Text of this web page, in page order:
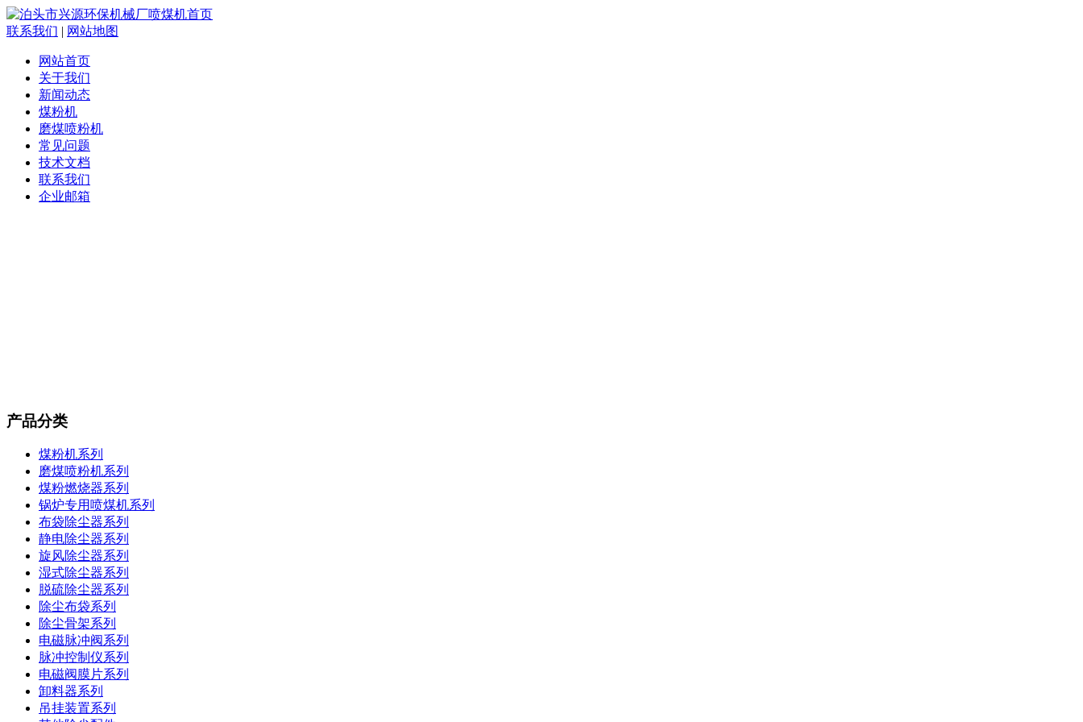
联系我们 | 网站地图
网站首页
关于我们
新闻动态
煤粉机
磨煤喷粉机
常见问题
技术文档
联系我们
企业邮箱
产品分类
煤粉机系列
磨煤喷粉机系列
煤粉燃烧器系列
锅炉专用喷煤机系列
布袋除尘器系列
静电除尘器系列
旋风除尘器系列
湿式除尘器系列
脱硫除尘器系列
除尘布袋系列
除尘骨架系列
电磁脉冲阀系列
脉冲控制仪系列
电磁阀膜片系列
卸料器系列
吊挂装置系列